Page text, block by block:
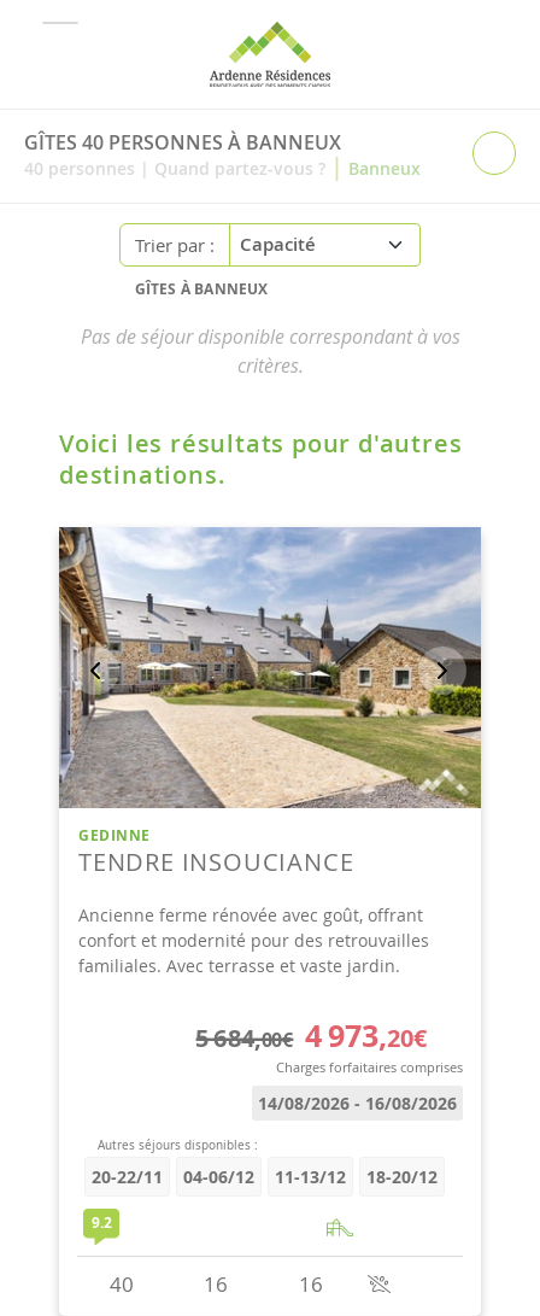
GÎTES 40 PERSONNES À BANNEUX
40 personnes | Quand partez-vous ? | Banneux
Trier par :
GÎTES À BANNEUX
Pas de séjour disponible correspondant à vos
critères.
Voici les résultats pour d'autres
destinations.